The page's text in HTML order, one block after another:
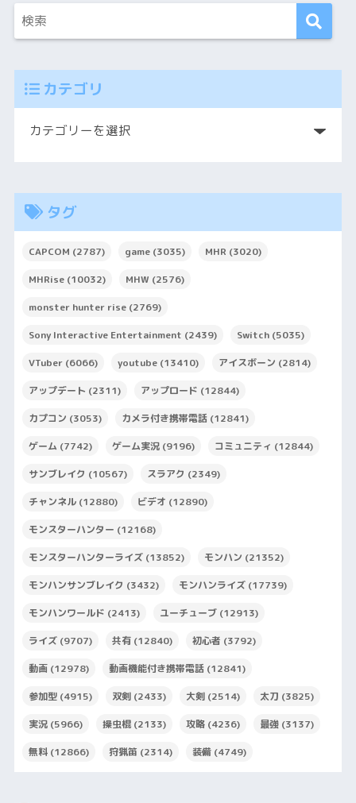
カテゴリ
タグ
CAPCOM (2787) game(3035) MHR (3020)
MHRise(10032) MHW (2576)
monster hunter rise(2769)
Sony Interactive Entertainment (2439) Switch(5035)
VTuber(6066) youtube(13410) アイスボーン (2814)
アップデート (2311) アップロード (12844)
カプコン (3053) カメラ付き携帯電話(12841)
ゲーム (7742) ゲーム実況(9196) コミュニティ (12844)
サンブレイク (10567) スラアク (2349)
チャンネル(12880) ビデオ (12890)
モンスターハンター (12168)
モンスターハンターライズ(13852) モンハン (21352)
モンハンサンブレイク (3432) モンハンライズ(17739)
モンハンワールド (2413) ユーチューブ(12913)
ライズ(9707) 共有(12840) 初心者 (3792)
動画(12978) 動画機能付き携帯電話(12841)
参加型(4915) 双剣(2433) 大剣(2514) 太刀 (3825)
実況(5966) 操虫棍(2133) 攻略(4236) 最強(3137)
無料(12866) 狩猟笛 (2314) 装備(4749)